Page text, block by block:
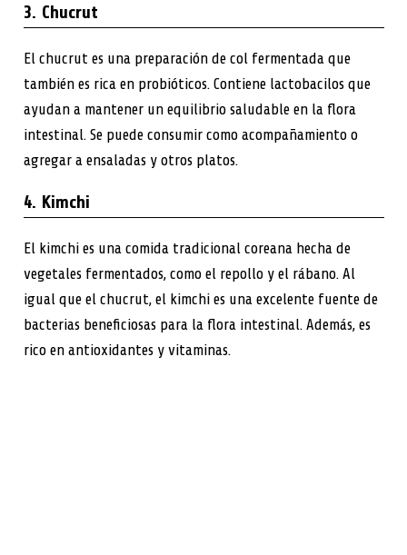
3. Chucrut
El chucrut es una preparación de col fermentada que
también es rica en probióticos. Contiene lactobacilos que
ayudan a mantener un equilibrio saludable en la flora
intestinal. Se puede consumir como acompañamiento o
agregar a ensaladas y otros platos.
4. Kimchi
El kimchi es una comida tradicional coreana hecha de
vegetales fermentados, como el repollo y el rábano. Al
igual que el chucrut, el kimchi es una excelente fuente de
bacterias beneficiosas para la flora intestinal. Además, es
rico en antioxidantes y vitaminas.